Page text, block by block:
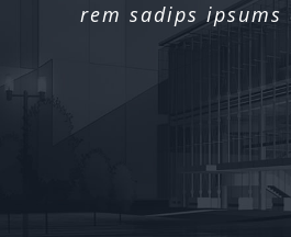
rem sadips
rem sadips